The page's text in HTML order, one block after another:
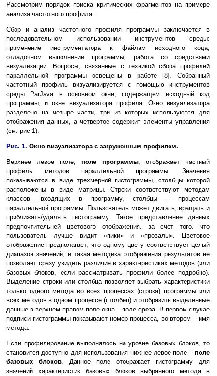
Рассмотрим порядок поиска критических фрагментов на примере
анализа частотного профиля.
Сбор и анализ частотного профиля программы заключается в
последовательном использовании инструментов среды:
применение инструментатора к файлам исходного кода,
отладочном выполнении программы, работа со средствами
визуализации. Вопросы, связанные с техникой сбора профилей
параллельной программы освещены в работе [8]. Собранный
частотный профиль визуализируется с помощью инструментов
среды ParJava в основном окне, содержащем исходный код
программы, и окне визуализатора профиля. Окно визуализатора
разделено на четыре части, три из которых используются для
отображения данных, а четвертое содержит элементы управления
(см. рис 1).
Рис. 1. Окно визуализатора с загруженным профилем.
Верхнее левое поле, поле программы, отображает частный
профиль методов параллельной программы. Значения
показываются в виде трехмерной гистограммы, столбцы которой
расположены в виде матрицы. Строки соответствуют методам
классов, входящих в программу, столбцы – процессам
параллельной программы. Пользователь может двигать, вращать и
приближать/удалять гистограмму. Такое представление данных
предпочтительней цветового отображения, за счет того, что
пользователь лучше видит «пики» и «провалы». Цветовое
отображение предполагает, что одному цвету соответствует целый
диапазон значений, и такая методика отображения результатов не
позволяет сразу увидеть различие в характеристиках методов (или
базовых блоков, если рассматривать профили более подробно).
Выделение строки или столбца позволяет выбрать характеристики
только одного метода во всех процессах (строка) программы или
всех методов в одном процессе (столбец) и отобразить выделенные
данные в верхнем правом поле окна – полесреза. В первом случае
подписи гистограммы показывают номер процесса, во втором – имя
метода.
Если профилирование выполнялось на уровне базовых блоков, то
становится доступно для использования нижнее левое поле – поле
базовых блоков. Данное поле отображает гистограмму для
значений характеристик базовых блоков выбранного метода в